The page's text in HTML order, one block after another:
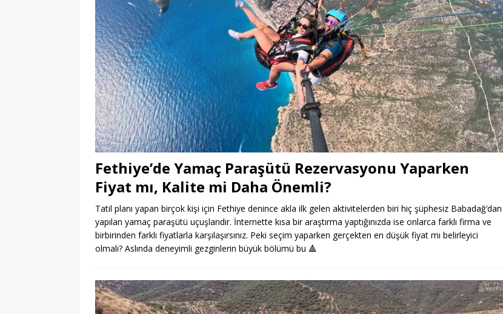
Fethiye’de Yamaç Paraşütü Rezervasyonu Yaparken
Fiyat mı, Kalite mi Daha Önemli?
Tatil planı yapan birçok kişi için Fethiye denince akla ilk gelen aktivitelerden biri hiç şüphesiz Babadağ’dan
yapılan yamaç paraşütü uçuşlarıdır. İnternette kısa bir araştırma yaptığınızda ise onlarca farklı firma ve
birbirinden farklı fiyatlarla karşılaşırsınız. Peki seçim yaparken gerçekten en düşük fiyat mı belirleyici
olmalı? Aslında deneyimli gezginlerin büyük bölümü bu 🔺